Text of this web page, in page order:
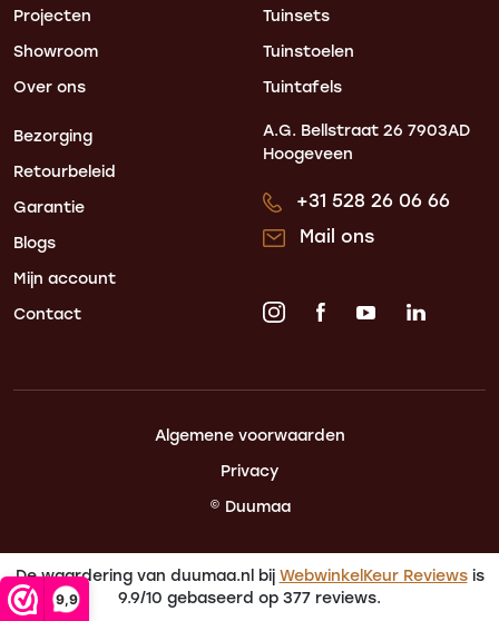
9,9
Projecten
Showroom
Over ons
Tuinsets
Tuinstoelen
Tuintafels
Bezorging
Retourbeleid
Garantie
Blogs
Mijn account
Contact
A.G. Bellstraat 26 7903AD
Hoogeveen
+31 528 26 06 66
Mail ons
Algemene voorwaarden
Privacy
© Duumaa
De waardering van duumaa.nl bij WebwinkelKeur Reviewsis
9.9/10 gebaseerd op 377 reviews.